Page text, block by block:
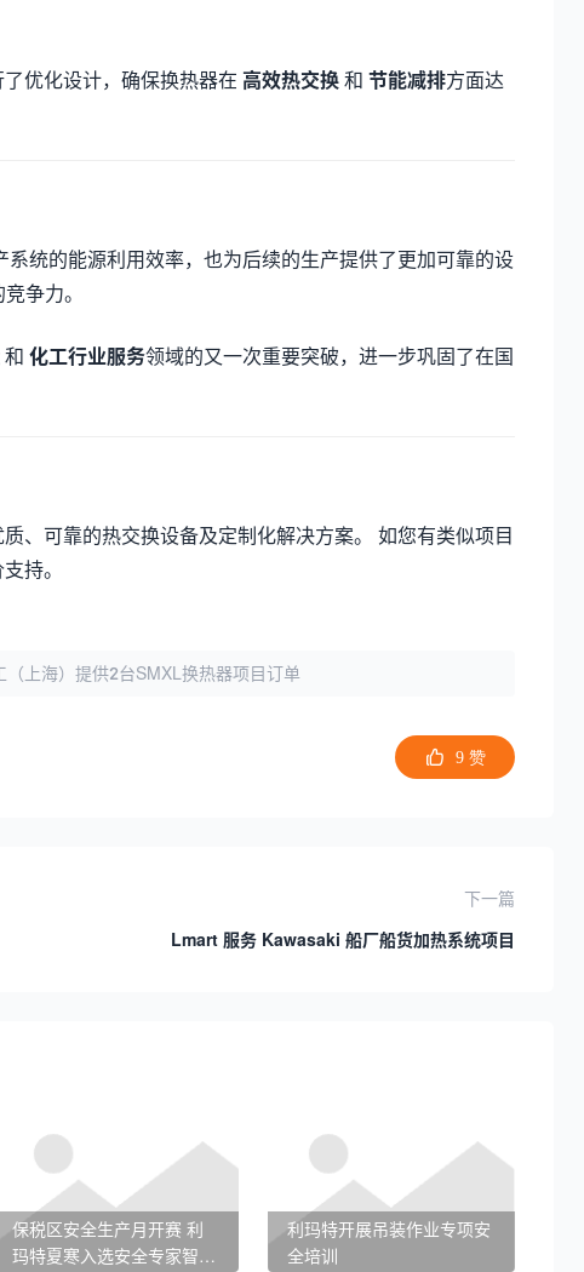
优化设计，确保换热器在 高效热交换和 节能减排方面达
系统的能源利用效率，也为后续的生产提供了更加可靠的设
争力。
和 化工行业服务领域的又一次重要突破，进一步巩固了在国
、可靠的热交换设备及定制化解决方案。 如您有类似项目
持。
（上海）提供2台SMXL换热器项目订单
9赞
下一篇
Lmart 服务 Kawasaki 船厂船货加热系统项目
保税区安全生产月开赛 利
玛特夏寒入选安全专家智囊
利玛特开展吊装作业专项安
全培训